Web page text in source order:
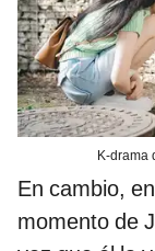
K-drama
En cambio,
momento de